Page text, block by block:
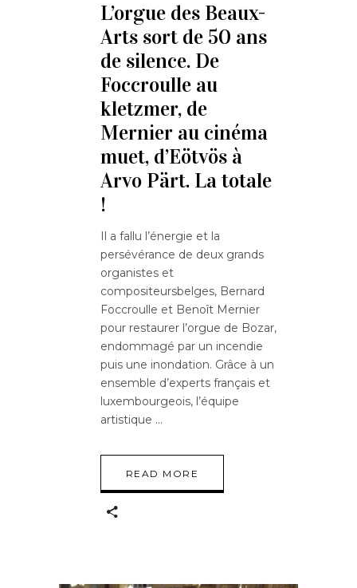
L’orgue des Beaux-
Arts sort de 50 ans
de silence. De
Foccroulle au
kletzmer, de
Mernier au cinéma
muet, d’Eötvös à
Arvo Pärt. La totale
!
Il a fallu l’énergie et la
persévérance de deux grands
organistes et
compositeursbelges, Bernard
Foccroulle et Benoît Mernier
pour restaurer l’orgue de Bozar,
endommagé par un incendie
puis une inondation. Grâce à un
ensemble d’experts français et
luxembourgeois, l’équipe
artistique
READ MORE